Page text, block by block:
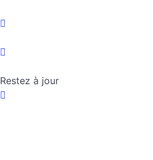
Restez à jour